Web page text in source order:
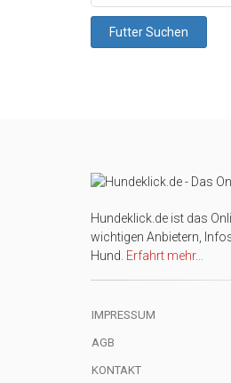
Hundeklick.de ist das
wichtigen Anbietern,
Hund. Erfahrt mehr...
IMPRESSUM
AGB
KONTAKT